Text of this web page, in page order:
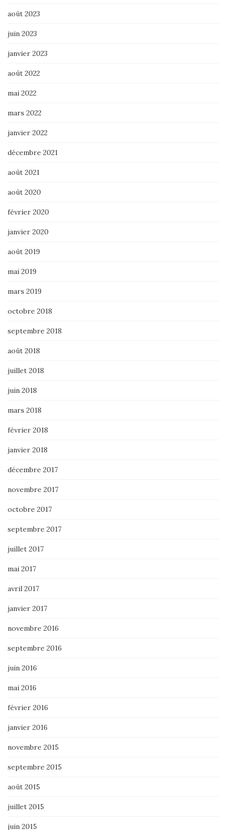
août 2023
juin 2023
janvier 2023
août 2022
mai 2022
mars 2022
janvier 2022
décembre 2021
août 2021
août 2020
février 2020
janvier 2020
août 2019
mai 2019
mars 2019
octobre 2018
septembre 2018
août 2018
juillet 2018
juin 2018
mars 2018
février 2018
janvier 2018
décembre 2017
novembre 2017
octobre 2017
septembre 2017
juillet 2017
mai 2017
avril 2017
janvier 2017
novembre 2016
septembre 2016
juin 2016
mai 2016
février 2016
janvier 2016
novembre 2015
septembre 2015
août 2015
juillet 2015
juin 2015